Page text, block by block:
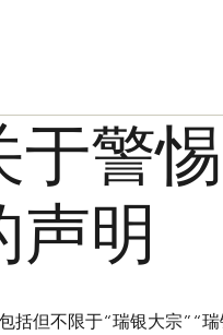
于警惕
明
但不限于“瑞银大宗”“